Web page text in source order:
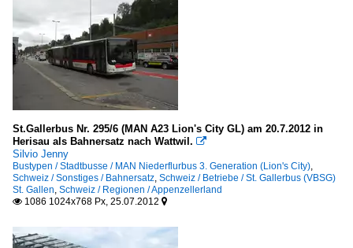
St.Gallerbus Nr. 295/6 (MAN A23 Lion's City GL) am 20.7.2012 in
Herisau als Bahnersatz nach Wattwil. 
Silvio Jenny
Bustypen / Stadtbusse / MAN Niederflurbus 3. Generation (Lion's City),
Schweiz / Sonstiges / Bahnersatz, Schweiz / Betriebe / St. Gallerbus (VBSG)
St. Gallen, Schweiz / Regionen / Appenzellerland
 1086 1024x768 Px, 25.07.2012 